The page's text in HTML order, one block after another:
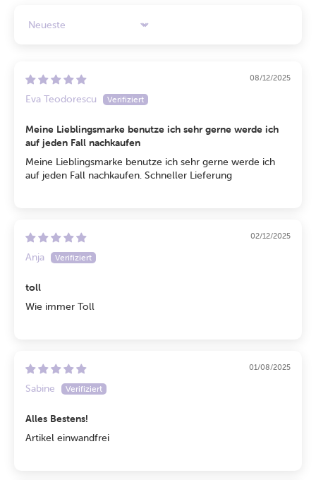
Sort by
08/12/2025
Eva Teodorescu
Meine Lieblingsmarke benutze ich sehr gerne werde ich
auf jeden Fall nachkaufen
Meine Lieblingsmarke benutze ich sehr gerne werde ich
auf jeden Fall nachkaufen. Schneller Lieferung
02/12/2025
Anja
toll
Wie immer Toll
01/08/2025
Sabine
Alles Bestens!
Artikel einwandfrei